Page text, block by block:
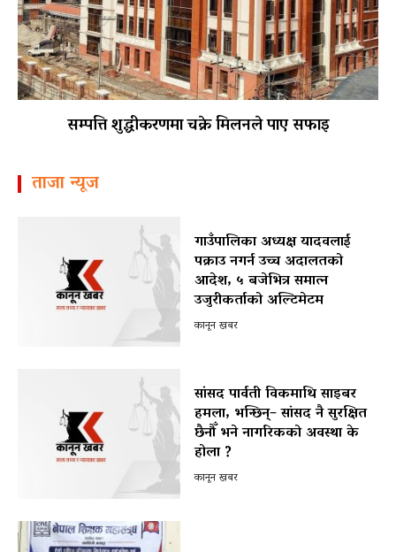
सम्पत्ति शुद्धीकरणमा चक्रे मिलनले पाए सफाइ
ताजा न्यूज
गाउँपालिका अध्यक्ष यादवलाई
पक्राउ नगर्न उच्च अदालतको
आदेश, ५ बजेभित्र समात्न
उजुरीकर्ताको अल्टिमेटम
कानून खबर
सांसद पार्वती विकमाथि साइबर
हमला, भन्छिन्– सांसद नै सुरक्षित
छैनौँ भने नागरिकको अवस्था के
होला ?
कानून खबर